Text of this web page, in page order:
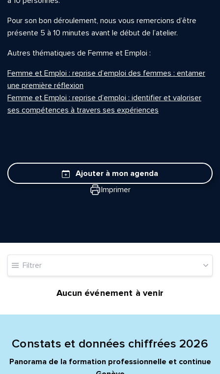
Pour son bon déroulement, nous vous remercions d’être
présente 5 à 10 minutes avant le début de l’atelier.
Autres thématiques de Femme et Emploi :
Femme et Emploi : reprise d’emploi des femmes : entamer
une première réflexion
Femme et Emploi : reprise d’emploi : identifier et valoriser
ses compétences à travers ses expériences
Ajouter à mon agenda
Imprimer
Filtrer
Aucun événement à venir
Constats et données chiffrées 2026
Panorama de la formation professionnelle et continue
Prénom et nom*
Message*
Commentaire*